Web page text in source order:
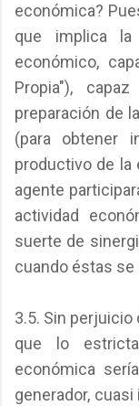
económica?
que implica
económico,
Propia"),
preparación de
(para obtener
productivo de la
agente
actividad
suerte de
cuando éstas se
3.5. Sin
que lo
económica
generador,